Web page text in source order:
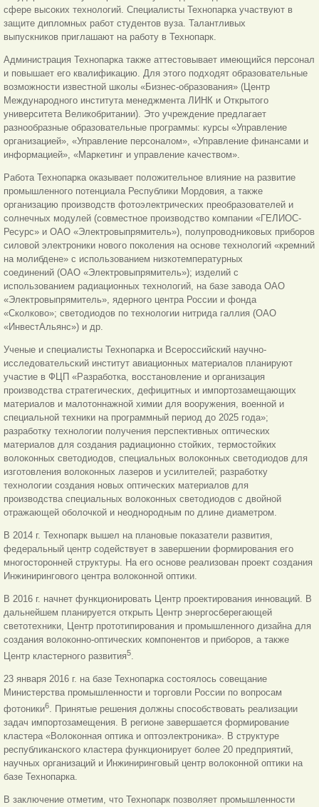
сфере высоких технологий. Специалисты Технопарка участвуют в
защите дипломных работ студентов вуза. Талантливых
выпускников приглашают на работу в Технопарк.
Администрация Технопарка также аттестовывает имеющийся персонал
и повышает его квалификацию. Для этого подходят образовательные
возможности известной школы «Бизнес-образования» (Центр
Международного института менеджмента ЛИНК и Открытого
университета Великобритании). Это учреждение предлагает
разнообразные образовательные программы: курсы «Управление
организацией», «Управление персоналом», «Управление финансами и
информацией», «Маркетинг и управление качеством».
Работа Технопарка оказывает положительное влияние на развитие
промышленного потенциала Республики Мордовия, а также
организацию производств фотоэлектрических преобразователей и
солнечных модулей (совместное производство компании «ГЕЛИОС-
Ресурс» и ОАО «Электровыпрямитель»), полупроводниковых приборов
силовой электроники нового поколения на основе технологий «кремний
на молибдене» с использованием низкотемпературных
соединений (ОАО «Электровыпрямитель»); изделий с
использованием радиационных технологий, на базе завода ОАО
«Электровыпрямитель», ядерного центра России и фонда
«Сколково»; светодиодов по технологии нитрида галлия (ОАО
«ИнвестАльянс») и др.
Ученые и специалисты Технопарка и Всероссийский научно-
исследовательский институт авиационных материалов планируют
участие в ФЦП «Разработка, восстановление и организация
производства стратегических, дефицитных и импортозамещающих
материалов и малотоннажной химии для вооружения, военной и
специальной техники на программный период до 2025 года»;
разработку технологии получения перспективных оптических
материалов для создания радиационно стойких, термостойких
волоконных светодиодов, специальных волоконных светодиодов для
изготовления волоконных лазеров и усилителей; разработку
технологии создания новых оптических материалов для
производства специальных волоконных светодиодов с двойной
отражающей оболочкой и неоднородным по длине диаметром.
В 2014 г. Технопарк вышел на плановые показатели развития,
федеральный центр содействует в завершении формирования его
многосторонней структуры. На его основе реализован проект создания
Инжинирингового центра волоконной оптики.
В 2016 г. начнет функционировать Центр проектирования инноваций. В
дальнейшем планируется открыть Центр энергосберегающей
светотехники, Центр прототипирования и промышленного дизайна для
создания волоконно-оптических компонентов и приборов, а также
Центр кластерного развития5.
23 января 2016 г. на базе Технопарка состоялось совещание
Министерства промышленности и торговли России по вопросам
фотоники6. Принятые решения должны способствовать реализации
задач импортозамещения. В регионе завершается формирование
кластера «Волоконная оптика и оптоэлектроника». В структуре
республиканского кластера функционирует более 20 предприятий,
научных организаций и Инжиниринговый центр волоконной оптики на
базе Технопарка.
В заключение отметим, что Технопарк позволяет промышленности